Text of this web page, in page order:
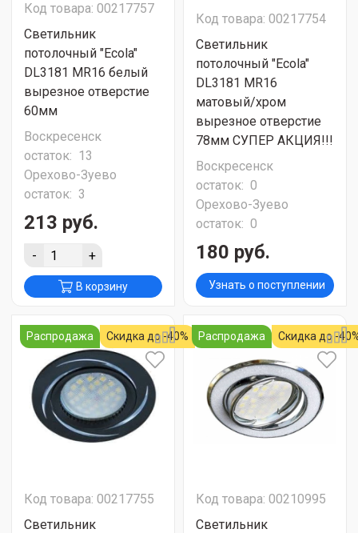
Код товара: 00217757
Светильник
потолочный "Ecola"
DL3181 MR16 белый
вырезное отверстие
60мм
Воскресенск
остаток: 13
Орехово-Зуево
остаток: 3
213 руб.
- +
В корзину
Код товара: 00217754
Светильник
потолочный "Ecola"
DL3181 MR16
матовый/хром
вырезное отверстие
78мм СУПЕР АКЦИЯ!!!
Воскресенск
остаток: 0
Орехово-Зуево
остаток: 0
180 руб.
Узнать о поступлении
Распродажа Скидка до -40%
Код товара: 00217755
Светильник
Распродажа Скидка до -
Код товара: 00210995
Светильник